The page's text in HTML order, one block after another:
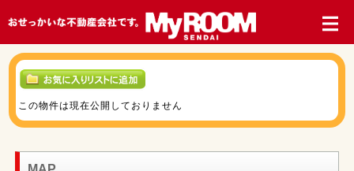
この物件は現在公開しておりません